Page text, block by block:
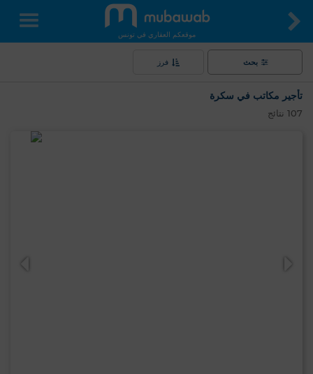
موقعكم العقاري في تونس
بحث فرز
تأجير مكاتب في سكرة
107 نتائج